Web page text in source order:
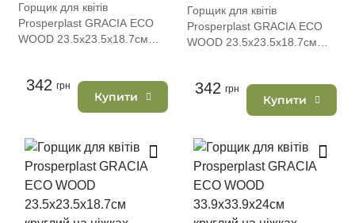
Горщик для квітів
Prosperplast GRACIA ECO
WOOD 23.5х23.5х18.7см
342 грн
Купити
Горщик для квітів
Prosperplast GRACIA ECO
WOOD 23.5х23.5х18.7см
342 грн
Купити